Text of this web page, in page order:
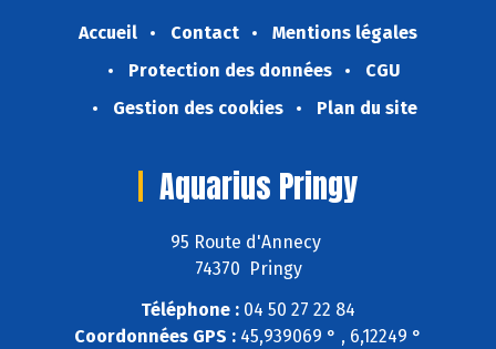
Accueil Contact
Mentions légales
Protection des données
CGU
Gestion des cookies
Plan du site
Aquarius Pringy
95 Route d'Annecy
74370 Pringy
Téléphone : 04 50 27 22 84
Coordonnées GPS : 45,939069 ° , 6,12249 °